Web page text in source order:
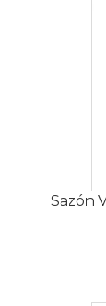
Sazón